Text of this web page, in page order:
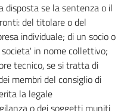
disposta se la sentenza o il
del titolare o del
individuale; di un socio o
in nome collettivo;
tecnico, se si tratta di
membri del consiglio di
la legale
o dei soggetti muniti